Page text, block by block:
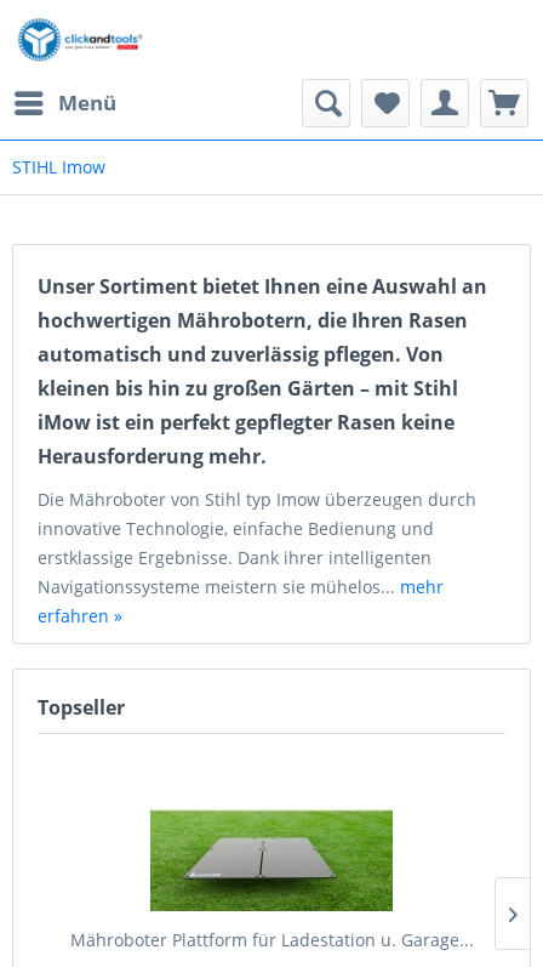
Menü
STIHL Imow
Unser Sortiment bietet Ihnen eine Auswahl an
hochwertigen Mährobotern, die Ihren Rasen
automatisch und zuverlässig pflegen. Von
kleinen bis hin zu großen Gärten – mit Stihl
iMow ist ein perfekt gepflegter Rasen keine
Herausforderung mehr.
Die Mähroboter von Stihl typ Imow überzeugen durch
innovative Technologie, einfache Bedienung und
erstklassige Ergebnisse. Dank ihrer intelligenten
Navigationssysteme meistern sie mühelos... mehr
erfahren »
Topseller
Mähroboter Plattform für Ladestation u. Garage...